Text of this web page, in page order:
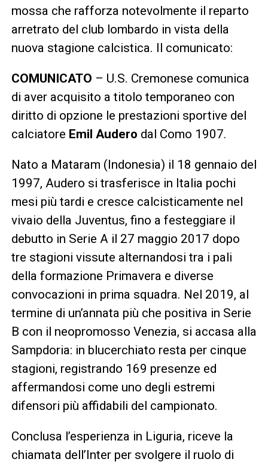
mossa che rafforza notevolmente il reparto
arretrato del club lombardo in vista della
nuova stagione calcistica. Il comunicato:
COMUNICATO – U.S. Cremonese comunica
di aver acquisito a titolo temporaneo con
diritto di opzione le prestazioni sportive del
calciatore Emil Audero dal Como 1907.
Nato a Mataram (Indonesia) il 18 gennaio del
1997, Audero si trasferisce in Italia pochi
mesi più tardi e cresce calcisticamente nel
vivaio della Juventus, fino a festeggiare il
debutto in Serie A il 27 maggio 2017 dopo
tre stagioni vissute alternandosi tra i pali
della formazione Primavera e diverse
convocazioni in prima squadra. Nel 2019, al
termine di un’annata più che positiva in Serie
B con il neopromosso Venezia, si accasa alla
Sampdoria: in blucerchiato resta per cinque
stagioni, registrando 169 presenze ed
affermandosi come uno degli estremi
difensori più affidabili del campionato.
Conclusa l’esperienza in Liguria, riceve la
chiamata dell’Inter per svolgere il ruolo di